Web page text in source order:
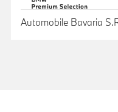
Automobile Bavaria